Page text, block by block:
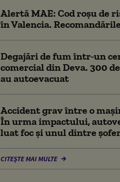
Alertă MAE: Cod roșu de
în Valencia.
Degajări de fum într-un
comercial din Deva. 300
au autoevacuat
Accident grav între o
În urma impactului,
luat foc și unul dintre
CITEȘTE MAI MULTE